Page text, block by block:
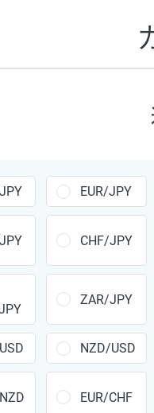
ポイ
JPY
JPY
JPY
JPY
JPY
EUR/JPY
CHF/JPY
ZAR/JPY
NZD/USD
EUR/CHF